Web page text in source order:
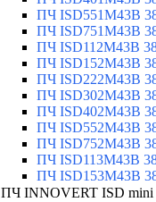
ПЧ ISD551M43B
ПЧ ISD751M43B
ПЧ ISD112M43B
ПЧ ISD152M43B
ПЧ ISD222M43B
ПЧ ISD302M43B
ПЧ ISD402M43B
ПЧ ISD552M43B
ПЧ ISD752M43B
ПЧ ISD113M43B
ПЧ ISD153M43B
ПЧ INNOVERT ISD mini